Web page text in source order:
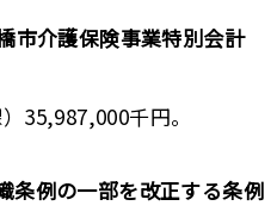
介護保険事業特別会計
35,987,000千円。
例の一部を改正する条例